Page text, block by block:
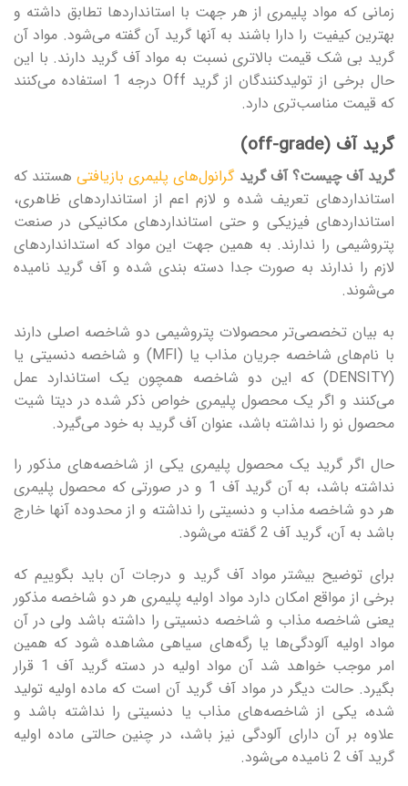
زمانی که مواد پلیمری از هر جهت با استانداردها تطابق داشته و
بهترین کیفیت را دارا باشند به آنها گرید آن گفته می‌شود. مواد آن
گرید بی شک قیمت بالاتری نسبت به مواد آف گرید دارند. با این
حال برخی از تولیدکنندگان از گرید Off درجه 1 استفاده می‌کنند
که قیمت مناسب‌تری دارد.
گرید آف (off-grade)
گرید آف چیست؟ آف گرید گرانول‌های پلیمری بازیافتیهستند که
استانداردهای تعریف شده و لازم اعم از استانداردهای ظاهری،
استانداردهای فیزیکی و حتی استانداردهای مکانیکی در صنعت
پتروشیمی را ندارند. به همین جهت این مواد که استدانداردهای
لازم را ندارند به صورت جدا دسته بندی شده و آف گرید نامیده
می‌شوند.
به بیان تخصصی‌تر محصولات پتروشیمی دو شاخصه اصلی دارند
با نام‌های شاخصه جریان مذاب یا (MFI) و شاخصه دنسیتی یا
(DENSITY) که این دو شاخصه همچون یک استاندارد عمل
می‌کنند و اگر یک محصول پلیمری خواص ذکر شده در دیتا شیت
محصول نو را نداشته باشد، عنوان آف گرید به خود می‌گیرد.
حال اگر گرید یک محصول پلیمری یکی از شاخصه‌های مذکور را
نداشته باشد، به آن گرید آف 1 و در صورتی که محصول پلیمری
هر دو شاخصه مذاب و دنسیتی را نداشته و از محدوده آنها خارج
باشد به آن، گرید آف 2 گفته می‌شود.
برای توضیح بیشتر مواد آف گرید و درجات آن باید بگوییم که
برخی از مواقع امکان دارد مواد اولیه پلیمری هر دو شاخصه مذکور
یعنی شاخصه مذاب و شاخصه دنسیتی را داشته باشد ولی در آن
مواد اولیه آلودگی‌ها یا رگه‌های سیاهی مشاهده شود که همین
امر موجب خواهد شد آن مواد اولیه در دسته گرید آف 1 قرار
بگیرد. حالت دیگر در مواد آف گرید آن است که ماده اولیه تولید
شده، یکی از شاخصه‌های مذاب یا دنسیتی را نداشته باشد و
علاوه بر آن دارای آلودگی نیز باشد، در چنین حالتی ماده اولیه
گرید آف 2 نامیده می‌شود.